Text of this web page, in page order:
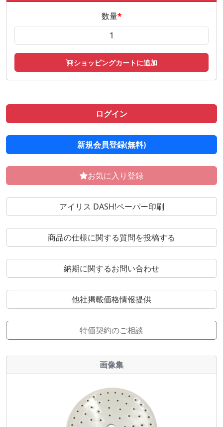
数量*
ショッピングカートに追加
ログイン
新規会員登録(無料)
お気に入り登録
アイリス DASH!ペーパー印刷
商品の仕様に関する質問を投稿する
納期に関するお問い合わせ
他社掲載価格情報提供
特価契約のご相談
画像集